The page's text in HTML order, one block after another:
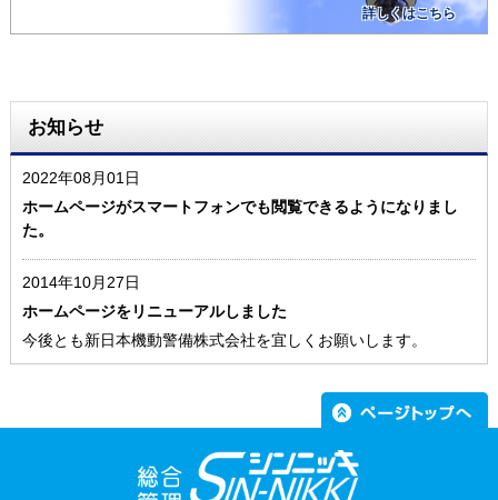
詳しくはこちら
お知らせ
2022年08月01日
ホームページがスマートフォンでも閲覧できるようになりまし
た。
2014年10月27日
ホームページをリニューアルしました
今後とも新日本機動警備株式会社を宜しくお願いします。